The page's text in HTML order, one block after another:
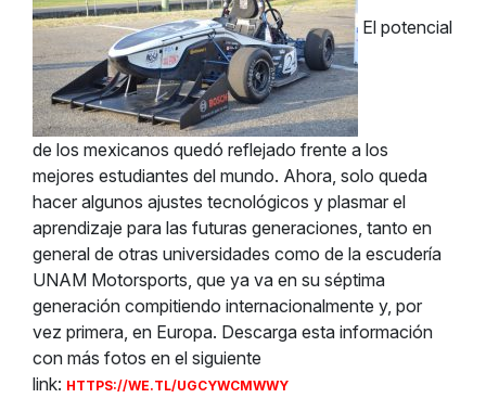
El potencial
de los mexicanos quedó reflejado frente a los
mejores estudiantes del mundo. Ahora, solo queda
hacer algunos ajustes tecnológicos y plasmar el
aprendizaje para las futuras generaciones, tanto en
general de otras universidades como de la escudería
UNAM Motorsports, que ya va en su séptima
generación compitiendo internacionalmente y, por
vez primera, en Europa. Descarga esta información
con más fotos en el siguiente
link: HTTPS://WE.TL/UGCYWCMWWY